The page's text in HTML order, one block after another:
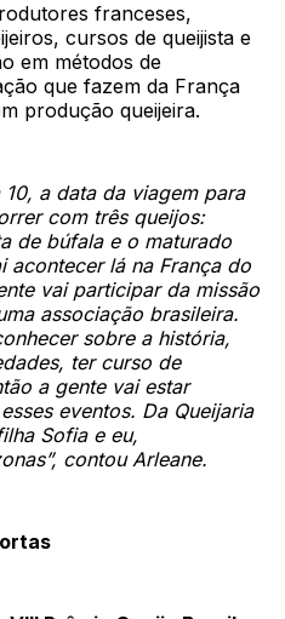
franceses,
cursos de queijista e
em métodos de
que fazem da França
produção queijeira.
a data da viagem para
com três queijos:
de búfala e o maturado
acontecer lá na França do
vai participar da missão
associação brasileira.
sobre a história,
ter curso de
a gente vai estar
eventos. Da Queijaria
Sofia e eu,
contou Arleane.